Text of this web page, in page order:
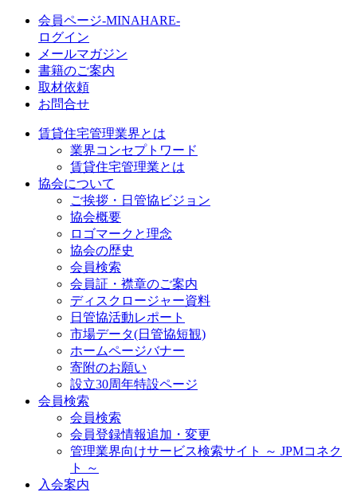
会員ページ-MINAHARE-
ログイン
メールマガジン
書籍のご案内
取材依頼
お問合せ
賃貸住宅管理業界とは
業界コンセプトワード
賃貸住宅管理業とは
協会について
ご挨拶・日管協ビジョン
協会概要
ロゴマークと理念
協会の歴史
会員検索
会員証・襟章のご案内
ディスクロージャー資料
日管協活動レポート
市場データ(日管協短観)
ホームページバナー
寄附のお願い
設立30周年特設ページ
会員検索
会員検索
会員登録情報追加・変更
管理業界向けサービス検索サイト ～ JPMコネク
ト ～
入会案内